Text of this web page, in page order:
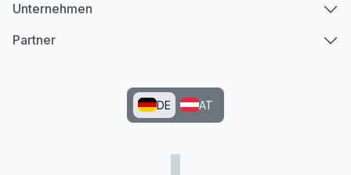
Unternehmen
Partner
DE AT